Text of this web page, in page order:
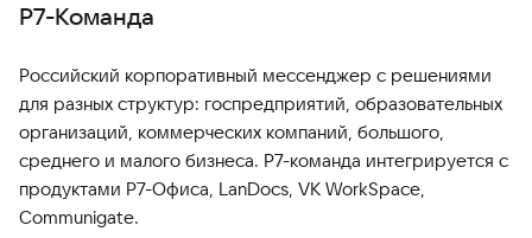
Р7-Команда
Российский корпоративный мессенджер с решениями
для разных структур: госпредприятий, образовательных
организаций, коммерческих компаний, большого,
среднего и малого бизнеса. Р7-команда интегрируется с
продуктами Р7-Офиса, LanDocs, VK WorkSpace,
Communigate.